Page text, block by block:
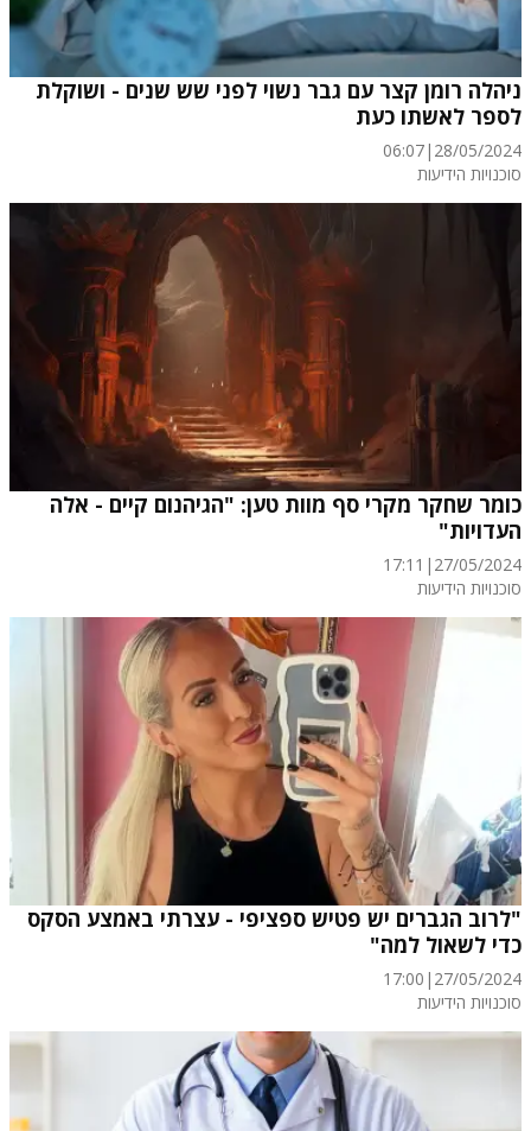
ניהלה רומן קצר עם גבר נשוי לפני שש שנים - ושוקלת
לספר לאשתו כעת
28/05/2024
|
06:07
סוכנויות הידיעות
כומר שחקר מקרי סף מוות טען: "הגיהנום קיים - אלה
העדויות"
27/05/2024
|
17:11
סוכנויות הידיעות
"לרוב הגברים יש פטיש ספציפי - עצרתי באמצע הסקס
כדי לשאול למה"
27/05/2024
|
17:00
סוכנויות הידיעות